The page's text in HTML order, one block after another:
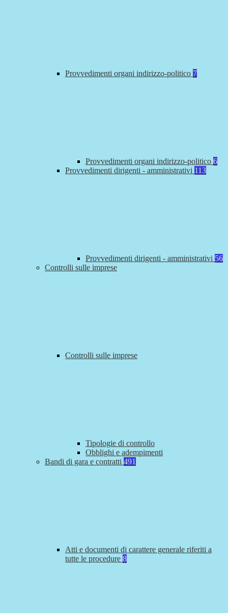
Provvedimenti organi indirizzo-politico 7
Provvedimenti organi indirizzo-politico 6
Provvedimenti dirigenti - amministrativi 113
Provvedimenti dirigenti - amministrativi 56
Controlli sulle imprese
Controlli sulle imprese
Tipologie di controllo
Obblighi e adempimenti
Bandi di gara e contratti 491
Atti e documenti di carattere generale riferiti a
tutte le procedure 8